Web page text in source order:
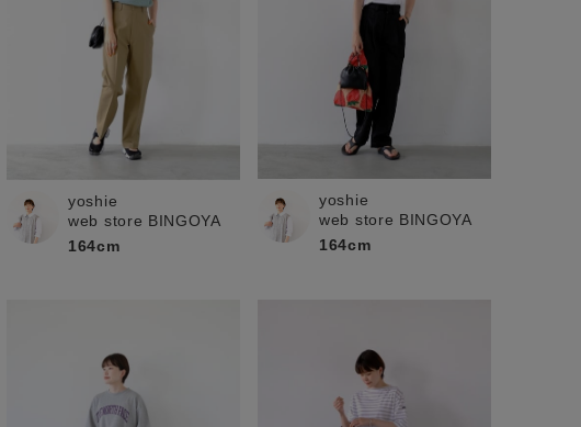
無料公式アプリダウンロード
yoshie
web store BINGOYA
164cm
yoshie
web store BINGOYA
164cm